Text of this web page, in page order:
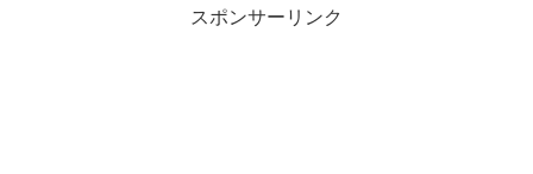
スポンサーリンク